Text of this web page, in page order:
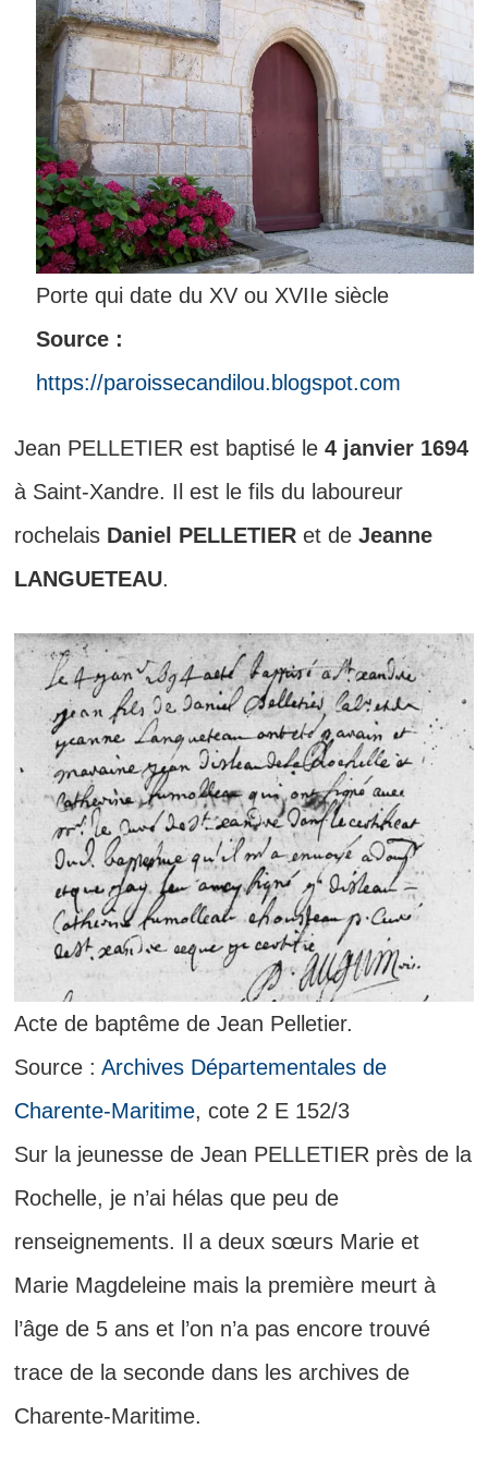
Porte qui date du XV ou XVIIe siècle
Source :
https://paroissecandilou.blogspot.com
Jean PELLETIER est baptisé le 4 janvier 1694
à Saint-Xandre. Il est le fils du laboureur
rochelais Daniel PELLETIERet de Jeanne
LANGUETEAU.
Acte de baptême de Jean Pelletier.
Source : Archives Départementales de
Charente-Maritime, cote 2 E 152/3
Sur la jeunesse de Jean PELLETIER près de la
Rochelle, je n’ai hélas que peu de
renseignements. Il a deux sœurs Marie et
Marie Magdeleine mais la première meurt à
l’âge de 5 ans et l’on n’a pas encore trouvé
trace de la seconde dans les archives de
Charente-Maritime.